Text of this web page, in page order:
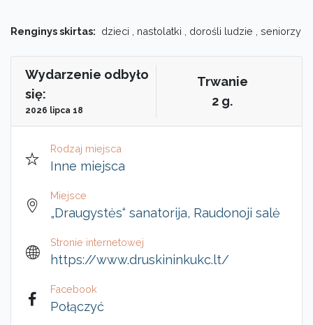
Renginys skirtas: dzieci , nastolatki , dorośli ludzie , seniorzy
Wydarzenie odbyło
się:
2026 lipca 18
Trwanie
2 g.
Rodzaj miejsca
Inne miejsca
Miejsce
„Draugystės“ sanatorija, Raudonoji salė
Stronie internetowej
https://www.druskininkukc.lt/
Facebook
Połączyć